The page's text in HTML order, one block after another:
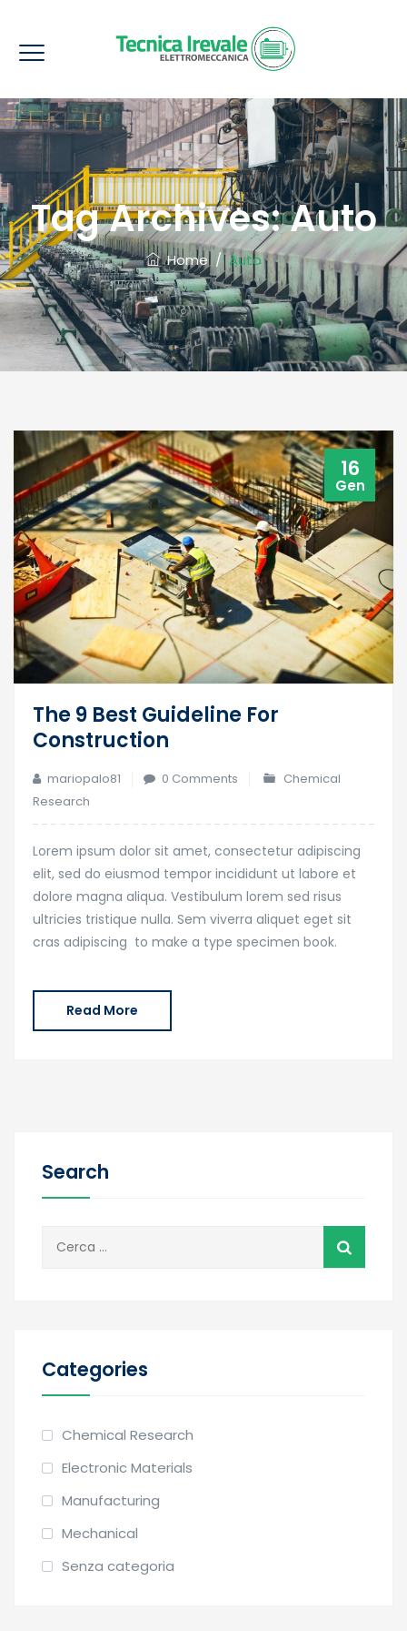
Tag Archives:Auto
Home/Auto
16
Gen
The 9 Best Guideline For
Construction
mariopalo81 0 Comments
Chemical
Research
Lorem ipsum dolor sit amet, consectetur adipiscing
elit, sed do eiusmod tempor incididunt ut labore et
dolore magna aliqua. Vestibulum lorem sed risus
ultricies tristique nulla. Sem viverra aliquet eget sit
cras adipiscing to make a type specimen book.
Read More
Search
Categories
Chemical Research
Electronic Materials
Manufacturing
Mechanical
Senza categoria